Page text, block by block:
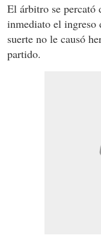
El árbitro se percató
inmediato el ingreso
suerte no le causó
partido.